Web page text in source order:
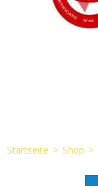
Startseite > Shop >